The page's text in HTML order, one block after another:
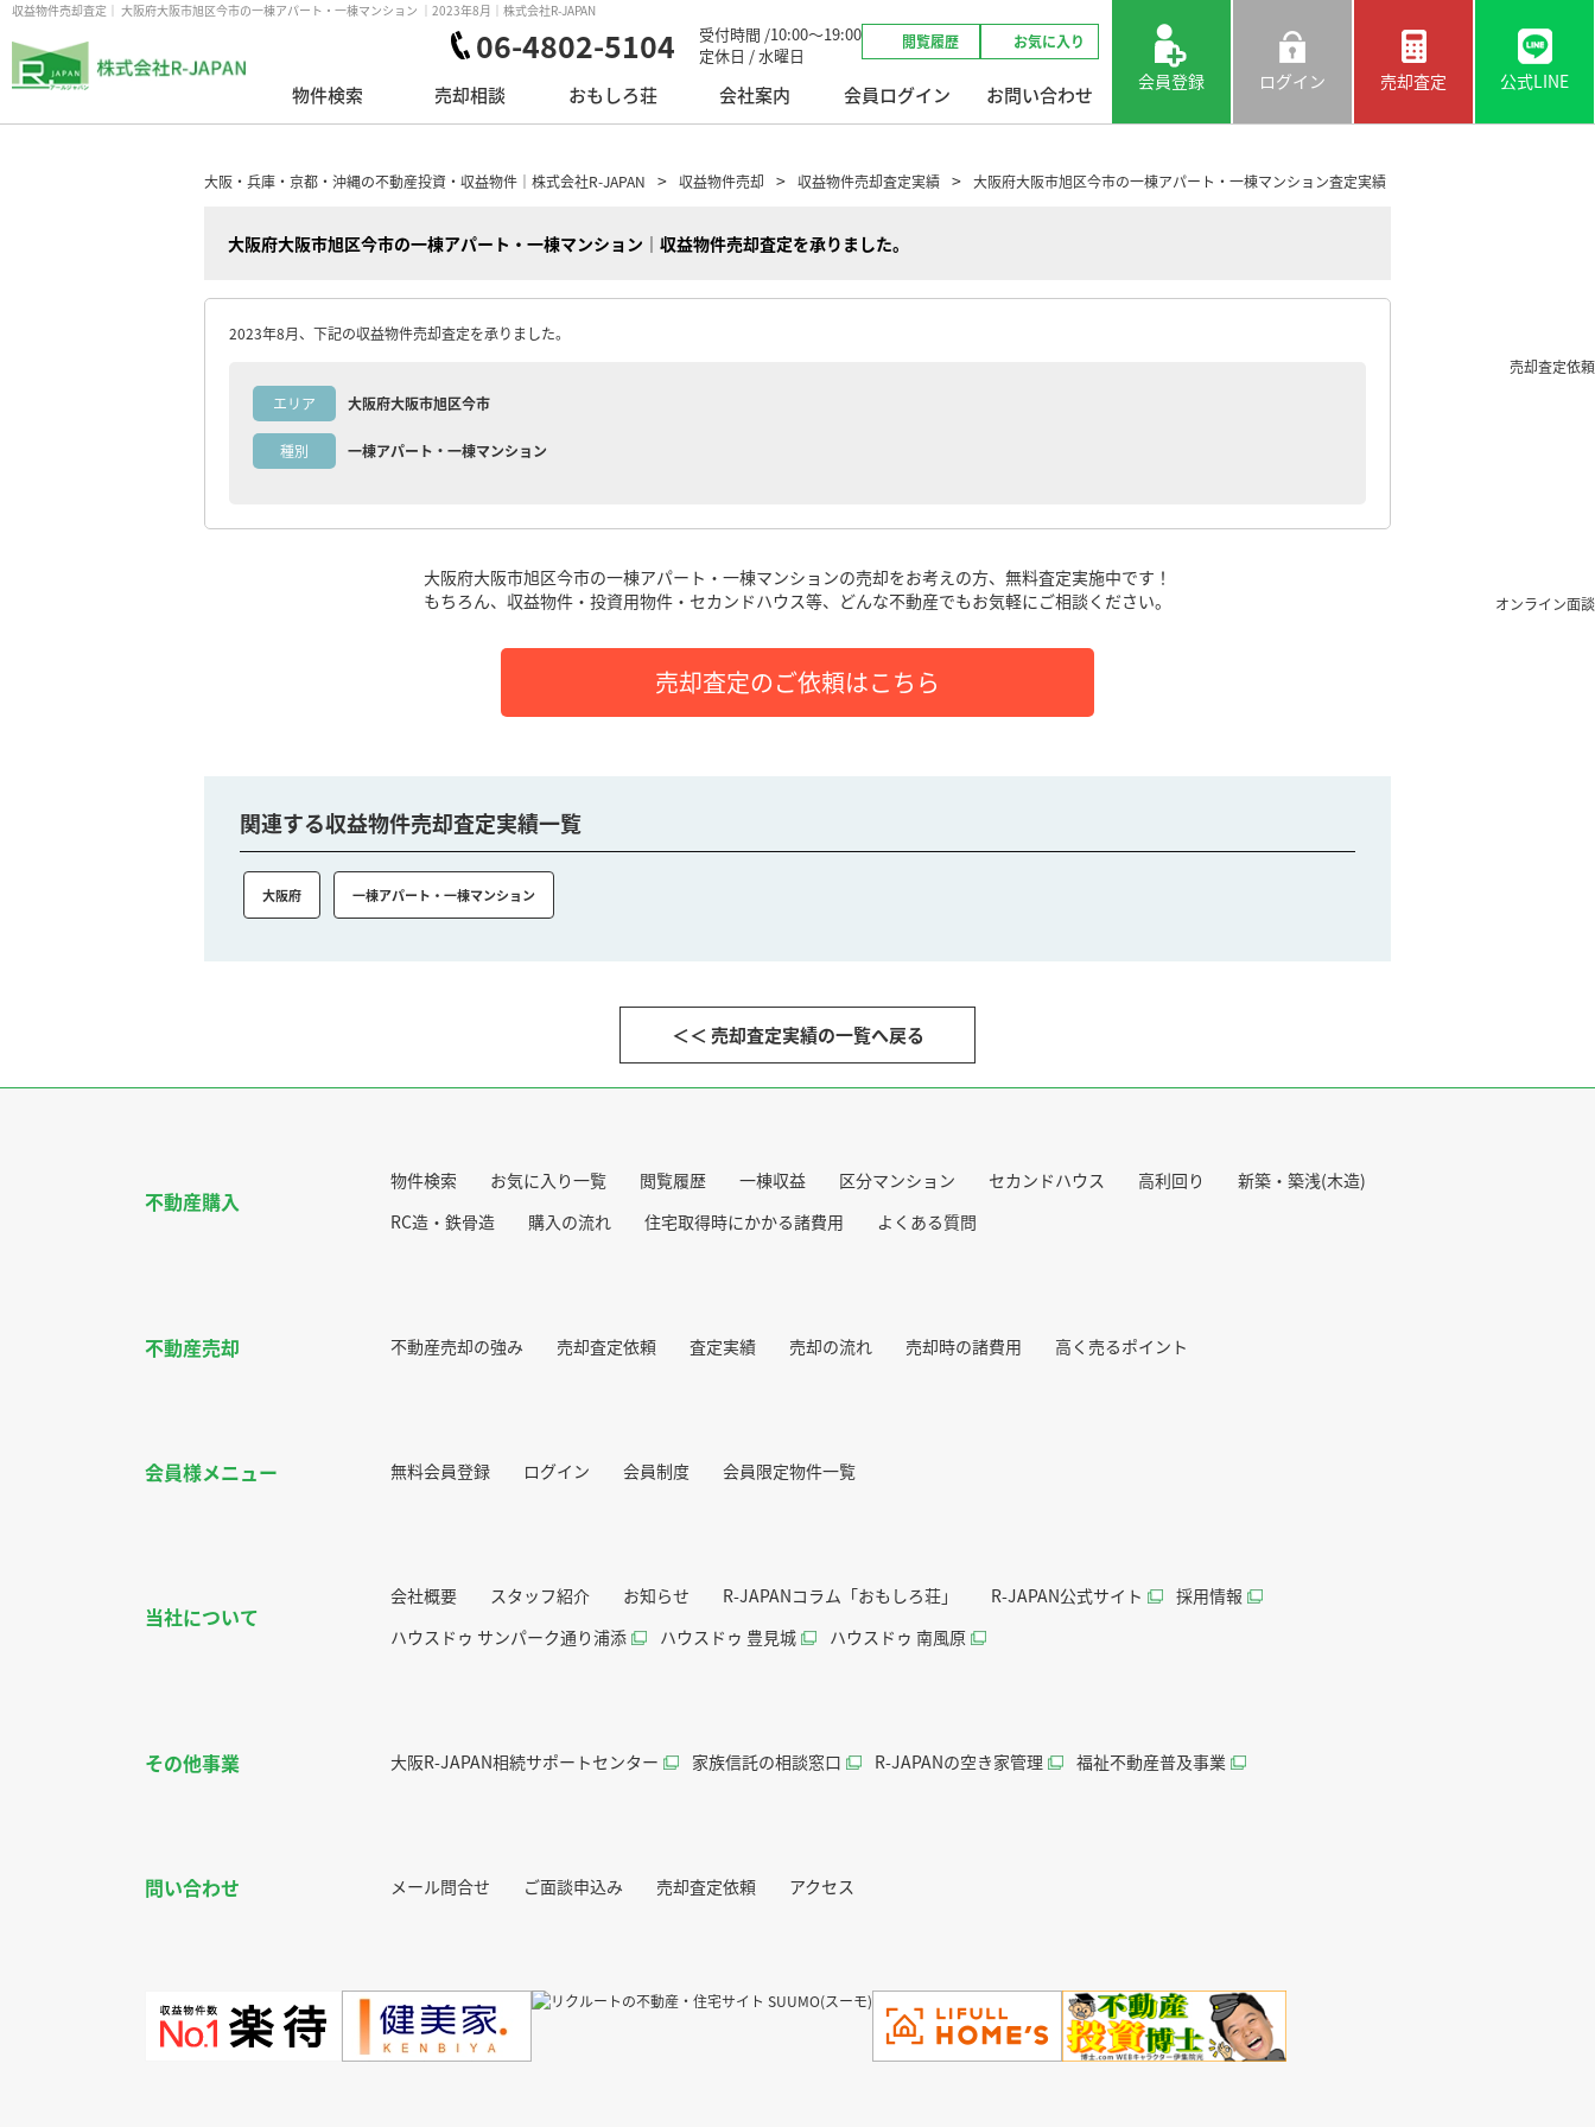
収益物件売却査定｜ 大阪府大阪市旭区今市の一棟アパート・一棟マンション ｜2023年8月｜株式会社R-JAPAN
06-4802-5104
受付時間 /10:00～19:00
定休日 / 水曜日
閲覧履歴 お気に入り
物件検索 売却相談 おもしろ荘 会社案内 会員ログイン お問い合わせ
会員登録 ログイン 売却査定 公式LINE
大阪・兵庫・京都・沖縄の不動産投資・収益物件｜株式会社R-JAPAN 収益物件売却 収益物件売却査定実績 大阪府大阪市旭区今市の一棟アパート・一棟マンション査定実績
大阪府大阪市旭区今市の一棟アパート・一棟マンション｜収益物件売却査定を承りました。
2023年8月、下記の収益物件売却査定を承りました。
エリア 大阪府大阪市旭区今市
種別 一棟アパート・一棟マンション
大阪府大阪市旭区今市の一棟アパート・一棟マンションの売却をお考えの方、無料査定実施中です！
もちろん、収益物件・投資用物件・セカンドハウス等、どんな不動産でもお気軽にご相談ください。
売却査定のご依頼はこちら
関連する収益物件売却査定実績一覧
大阪府 一棟アパート・一棟マンション
＜＜ 売却査定実績の一覧へ戻る
売却査定依頼
オンライン面談
不動産購入
物件検索 お気に入り一覧 閲覧履歴 一棟収益 区分マンション セカンドハウス 高利回り
新築・築浅(木造)
RC造・鉄骨造
購入の流れ 住宅取得時にかかる諸費用 よくある質問
不動産売却 不動産売却の強み 売却査定依頼 査定実績 売却の流れ 売却時の諸費用 高く売るポイント
会員様メニュー 無料会員登録 ログイン 会員制度 会員限定物件一覧
当社について
会社概要 スタッフ紹介 お知らせ R-JAPANコラム「おもしろ荘」 R-JAPAN公式サイト
採用情報
ハウスドゥ サンパーク通り浦添
ハウスドゥ 豊見城 ハウスドゥ 南風原
その他事業 大阪R-JAPAN相続サポートセンター 家族信託の相談窓口 R-JAPANの空き家管理 福祉不動産普及事業
問い合わせ メール問合せ ご面談申込み 売却査定依頼 アクセス